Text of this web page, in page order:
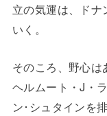
立の気運は、ド
いく。
そのころ、野心は
ヘルムート・J・
ン･シュタインを